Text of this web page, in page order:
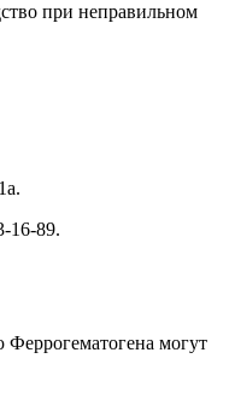
при неправильном
16-89.
могут